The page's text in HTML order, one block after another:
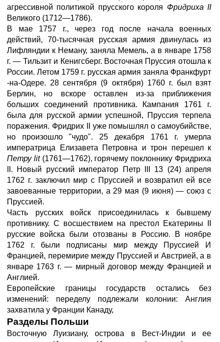
агрессивной политикой прусского короля Фридриха II
Великого (1712—1786).
В мае 1757 г., через год после начала военных
действий, 70-тысячная русская армия двинулась из
Лифляндии к Неману, заняла Мемель, а в январе 1758
г. — Тильзит и Кенигсберг. Восточная Пруссия отошла к
России. Летом 1759 г. русская армия заняла Франкфурт
-на-Одере. 28 сентября (9 октября) 1760 г. был взят
Берлин, но вскоре оставлен из-за приближения
больших соединений противника. Кампания 1761 г.
была для русской армии успешной, Пруссия терпела
поражения. Фридрих II уже помышлял о самоубийстве,
но произошло "чудо". 25 декабря 1761 г. умерла
императрица Елизавета Петровна и трон перешел к
Петру lit (1761—1762), горячему поклоннику Фридриха
II. Новый русский император Петр III 13 (24) апреля
1762 г. заключил мир с Пруссией и возвратил ей все
завоеванные территории, а 29 мая (9 июня) — союз с
Пруссией.
Часть русских войск присоединилась к бывшему
противнику. С восшествием на престол Екатерины II
русские войска были отозваны в Россию. В ноябре
1762 г. были подписаны мир между Пруссией И
Францией, перемирие между Пруссией и Австрией, а в
январе 1763 г. — мирный договор между Францией и
Англией.
Европейские границы государств остались без
изменений: переделу подлежали колонии: Англия
захватила у Франции Канаду,
Разделы Польши
Восточную Луизиану, острова в Вест-Индии и ее